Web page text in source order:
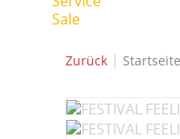
Sale
Zurück | Startseite